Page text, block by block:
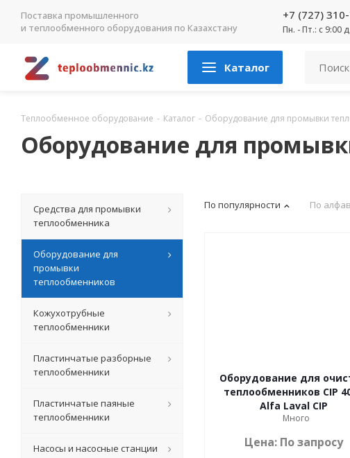
Поставка промышленного
и теплообменного оборудования по Казахстану
+7 (727)
Пн. - Пт.: с 9:00
Каталог
Теплообменное оборудование - Каталог - Оборудование для промывки
Оборудование для
По популярности По
Оборудование для
теплообменников CIP
Alfa Laval CIP
Много
Цена: По запросу
Средства для промывки
теплообменника
Оборудование для
промывки
теплообменников
Кожухотрубные
теплообменники
Пластинчатые разборные
теплообменники
Пластинчатые паяные
теплообменники
Насосы и насосные станции